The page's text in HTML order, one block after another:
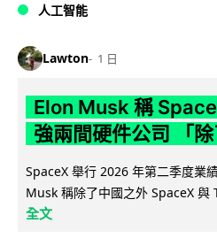
人工智能
Lawton 1 日
Elon Musk 稱
強兩間硬件公司 「除
SpaceX 舉行 2026 年第二季度業
Musk 稱除了中國之外 SpaceX 與
全文